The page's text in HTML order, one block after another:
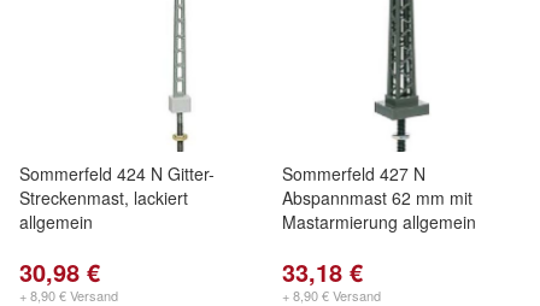
Sommerfeld 424 N Gitter-
Streckenmast, lackiert
allgemein
30,98 €
+ 8,90 € Versand
Sommerfeld 427 N
Abspannmast 62 mm mit
Mastarmierung allgemein
33,18 €
+ 8,90 € Versand